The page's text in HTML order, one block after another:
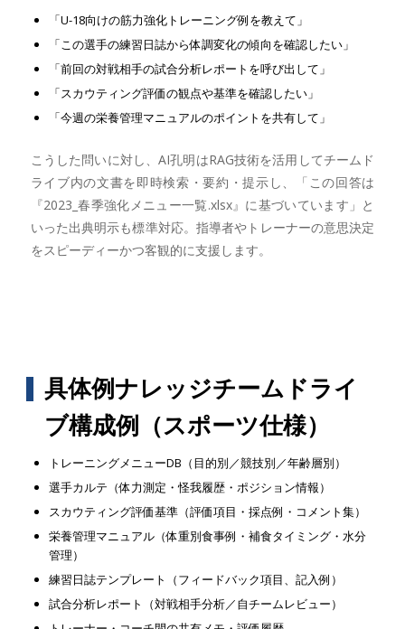
「U-18向けの筋力強化トレーニング例を教えて」
「この選手の練習日誌から体調変化の傾向を確認したい」
「前回の対戦相手の試合分析レポートを呼び出して」
「スカウティング評価の観点や基準を確認したい」
「今週の栄養管理マニュアルのポイントを共有して」
こうした問いに対し、AI孔明はRAG技術を活用してチームド
ライブ内の文書を即時検索・要約・提示し、「この回答は
『2023_春季強化メニュー一覧.xlsx』に基づいています」と
いった出典明示も標準対応。指導者やトレーナーの意思決定
をスピーディーかつ客観的に支援します。
具体例ナレッジチームドライ
ブ構成例（スポーツ仕様）
トレーニングメニューDB（目的別／競技別／年齢層別）
選手カルテ（体力測定・怪我履歴・ポジション情報）
スカウティング評価基準（評価項目・採点例・コメント集）
栄養管理マニュアル（体重別食事例・補食タイミング・水分
管理）
練習日誌テンプレート（フィードバック項目、記入例）
試合分析レポート（対戦相手分析／自チームレビュー）